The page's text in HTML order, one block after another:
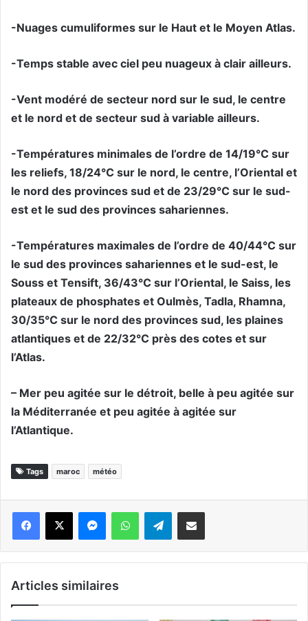
-Nuages cumuliformes sur le Haut et le Moyen Atlas.
-Temps stable avec ciel peu nuageux à clair ailleurs.
-Vent modéré de secteur nord sur le sud, le centre
et le nord et de secteur sud à variable ailleurs.
-Températures minimales de l’ordre de 14/19°C sur
les reliefs, 18/24°C sur le nord, le centre, l’Oriental et
le nord des provinces sud et de 23/29°C sur le sud-
est et le sud des provinces sahariennes.
-Températures maximales de l’ordre de 40/44°C sur
le sud des provinces sahariennes et le sud-est, le
Souss et Tensift, 36/43°C sur l’Oriental, le Saiss, les
plateaux de phosphates et Oulmès, Tadla, Rhamna,
30/35°C sur le nord des provinces sud, les plaines
atlantiques et de 22/32°C près des cotes et sur
l’Atlas.
– Mer peu agitée sur le détroit, belle à peu agitée sur
la Méditerranée et peu agitée à agitée sur
l’Atlantique.
Tags maroc météo
WhatsApp Telegram
Articles similaires